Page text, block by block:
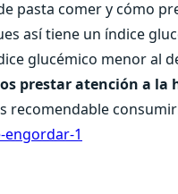
pasta comer y cómo
así tiene un índice
glucémico menor al
prestar atención a la
recomendable